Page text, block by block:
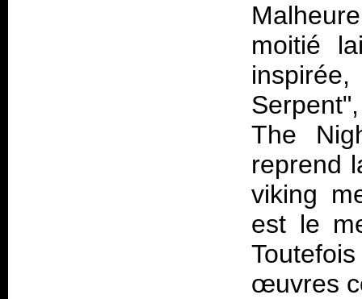
moitié
The
reprend
viking
est le
œuvres